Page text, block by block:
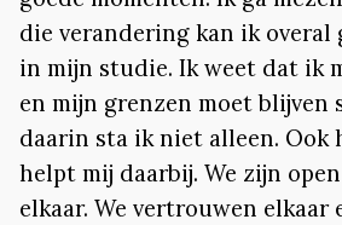
die verandering kan ik overal
in mijn studie. Ik weet dat ik
en mijn grenzen moet blijven
daarin sta ik niet alleen. Ook
helpt mij daarbij. We zijn
elkaar. We vertrouwen elkaar